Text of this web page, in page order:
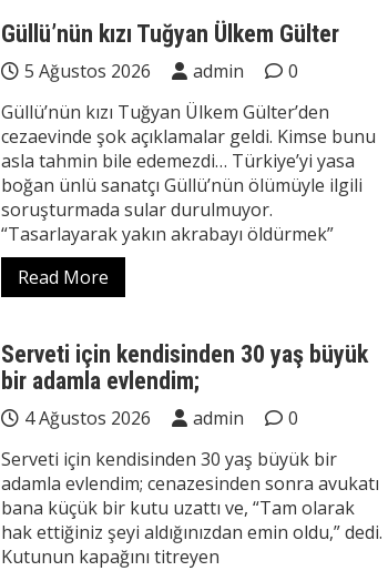
Güllü’nün kızı Tuğyan Ülkem Gülter
5 Ağustos 2026 admin
0
Güllü’nün kızı Tuğyan Ülkem Gülter’den
cezaevinde şok açıklamalar geldi. Kimse bunu
asla tahmin bile edemezdi… Türkiye’yi yasa
boğan ünlü sanatçı Güllü’nün ölümüyle ilgili
soruşturmada sular durulmuyor.
“Tasarlayarak yakın akrabayı öldürmek”
Read More
Serveti için kendisinden 30 yaş büyük
bir adamla evlendim;
4 Ağustos 2026 admin
0
Serveti için kendisinden 30 yaş büyük bir
adamla evlendim; cenazesinden sonra avukatı
bana küçük bir kutu uzattı ve, “Tam olarak
hak ettiğiniz şeyi aldığınızdan emin oldu,” dedi.
Kutunun kapağını titreyen